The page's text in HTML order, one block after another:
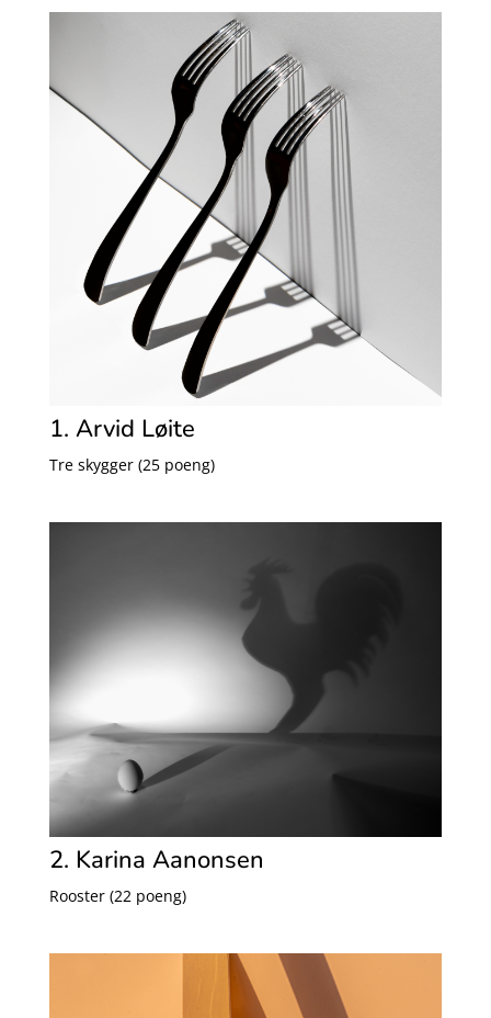
1. Arvid Løite
Tre skygger (25 poeng)
2. Karina Aanonsen
Rooster (22 poeng)